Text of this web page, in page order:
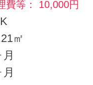
費等： 10,000円
㎡